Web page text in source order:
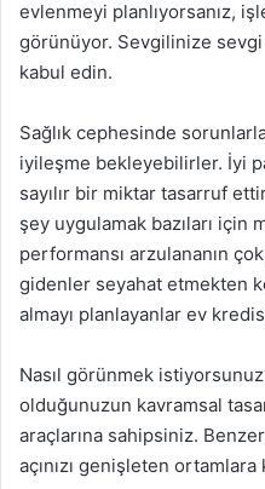
evlenmeyi planlıyorsanız,
görünüyor. Sevgilinize
kabul edin.
Sağlık cephesinde
iyileşme bekleyebilirler. İyi
sayılır bir miktar tasarruf
şey uygulamak bazıları için
performansı arzulananın
gidenler seyahat etmekten
almayı planlayanlar ev
Nasıl görünmek
olduğunuzun kavramsal
araçlarına sahipsiniz.
açınızı genişleten